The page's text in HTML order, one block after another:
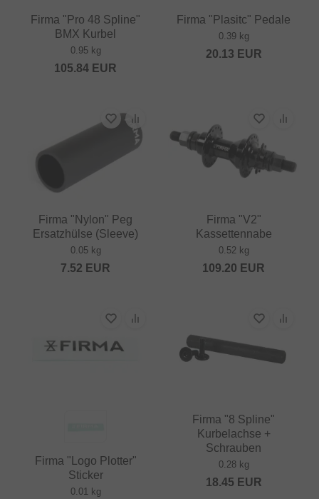
Firma "Pro 48 Spline"
BMX Kurbel
0.95 kg
105.84 EUR
Firma "Plasitc" Pedale
0.39 kg
20.13 EUR
Firma "Nylon" Peg
Ersatzhülse (Sleeve)
0.05 kg
7.52 EUR
Firma "V2"
Kassettennabe
0.52 kg
109.20 EUR
Firma "Logo Plotter"
Sticker
0.01 kg
Firma "8 Spline"
Kurbelachse +
Schrauben
0.28 kg
18.45 EUR